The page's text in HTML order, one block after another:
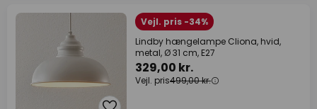
Vejl. pris -34%
Lindby hængelampe Cliona, hvid,
metal, Ø 31 cm, E27
329,00 kr.
Vejl. pris499,00 kr.